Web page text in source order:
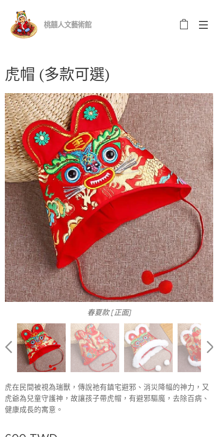
桃囍人文藝術館
虎帽 (多款可選)
春夏款 [正面]
春夏款 [背面]
秋冬款 [正面]
秋冬款 [背面]
虎在民間被視為瑞獸，傳說祂有鎮宅避邪、消災降幅的神力，又
虎爺為兒童守護神，故讓孩子帶虎帽，有避邪驅魔，去除百病、
健康成長的寓意。